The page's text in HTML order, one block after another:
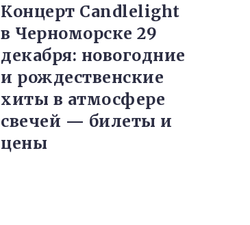
Концерт Candlelight
в Черноморске 29
декабря: новогодние
и рождественские
хиты в атмосфере
свечей — билеты и
цены